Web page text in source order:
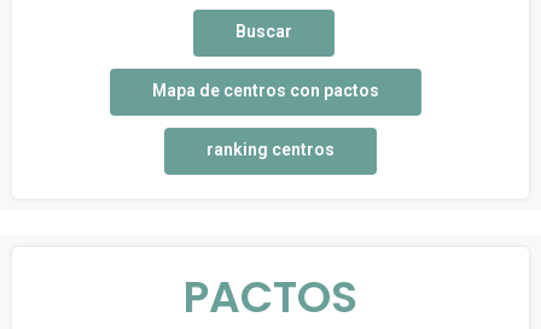
Buscar
Mapa de centros con pactos
ranking centros
PACTOS